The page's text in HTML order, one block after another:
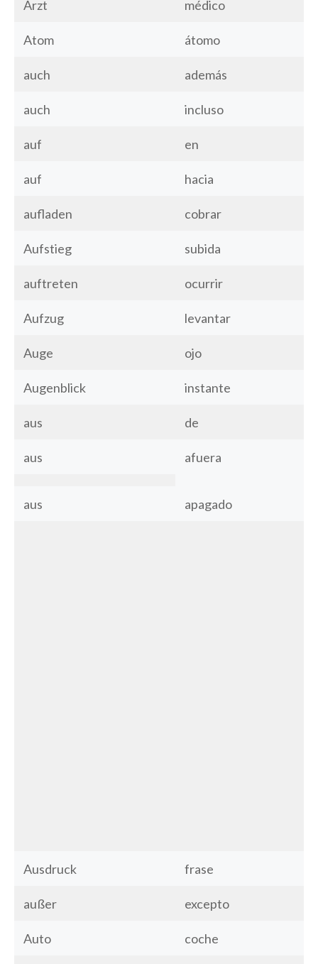
Arzt médico
Atom átomo
auch además
auch incluso
auf en
auf hacia
aufladen cobrar
Aufstieg subida
auftreten ocurrir
Aufzug levantar
Auge ojo
Augenblick instante
aus de
aus afuera
aus apagado
Ausdruck frase
außer excepto
Auto coche